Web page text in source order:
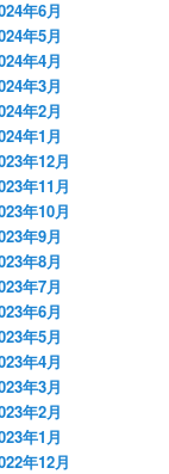
年6月
年5月
年4月
年3月
年2月
年1月
年12月
年11月
年10月
年9月
年8月
年7月
年6月
年5月
年4月
年3月
年2月
年1月
年12月